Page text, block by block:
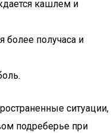
кашлем и
более получаса и
ситуации,
подреберье при